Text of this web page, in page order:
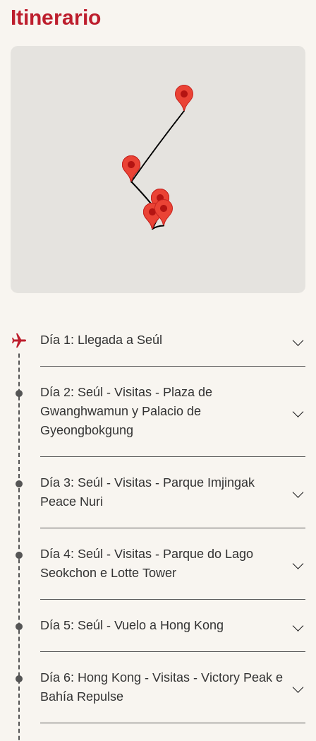
Itinerario
Día 1: Llegada a Seúl
Día 2: Seúl - Visitas - Plaza de
Gwanghwamun y Palacio de
Gyeongbokgung
Día 3: Seúl - Visitas - Parque Imjingak
Peace Nuri
Día 4: Seúl - Visitas - Parque do Lago
Seokchon e Lotte Tower
Día 5: Seúl - Vuelo a Hong Kong
Día 6: Hong Kong - Visitas - Victory Peak e
Bahía Repulse